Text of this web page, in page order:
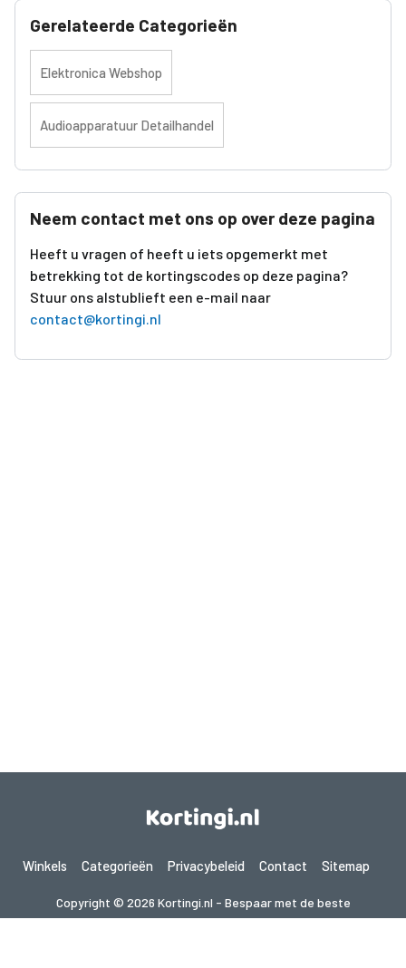
Gerelateerde Categorieën
Elektronica Webshop
Audioapparatuur Detailhandel
Neem contact met ons op over deze pagina
Heeft u vragen of heeft u iets opgemerkt met
betrekking tot de kortingscodes op deze pagina?
Stuur ons alstublieft een e-mail naar
contact@kortingi.nl
Winkels Categorieën Privacybeleid Contact Sitemap
Copyright © 2026 Kortingi.nl - Bespaar met de beste
kortingscodes 2026. Alle rechten voorbehouden.